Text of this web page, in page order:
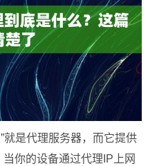
就是代理服务器，而它提供
当你的设备通过代理IP上网